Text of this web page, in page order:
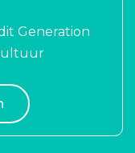
Generation